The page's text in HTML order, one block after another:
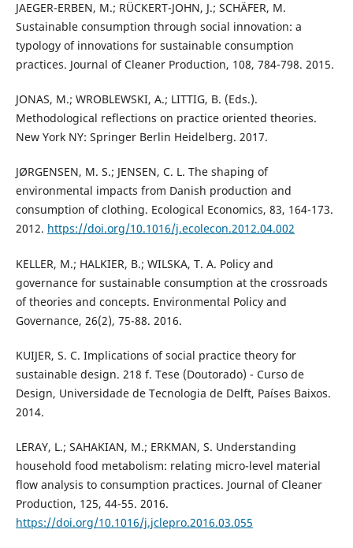
JAEGER-ERBEN, M.; RÜCKERT-JOHN, J.; SCHÄFER, M.
Sustainable consumption through social innovation: a
typology of innovations for sustainable consumption
practices. Journal of Cleaner Production, 108, 784-798. 2015.
JONAS, M.; WROBLEWSKI, A.; LITTIG, B. (Eds.).
Methodological reflections on practice oriented theories.
New York NY: Springer Berlin Heidelberg. 2017.
JØRGENSEN, M. S.; JENSEN, C. L. The shaping of
environmental impacts from Danish production and
consumption of clothing. Ecological Economics, 83, 164-173.
2012. https://doi.org/10.1016/j.ecolecon.2012.04.002
KELLER, M.; HALKIER, B.; WILSKA, T. A. Policy and
governance for sustainable consumption at the crossroads
of theories and concepts. Environmental Policy and
Governance, 26(2), 75-88. 2016.
KUIJER, S. C. Implications of social practice theory for
sustainable design. 218 f. Tese (Doutorado) - Curso de
Design, Universidade de Tecnologia de Delft, Países Baixos.
2014.
LERAY, L.; SAHAKIAN, M.; ERKMAN, S. Understanding
household food metabolism: relating micro-level material
flow analysis to consumption practices. Journal of Cleaner
Production, 125, 44-55. 2016.
https://doi.org/10.1016/j.jclepro.2016.03.055